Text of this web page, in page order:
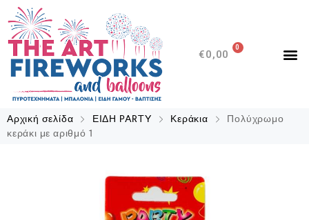
€0,00
0
Αρχική σελίδα ΕΙΔΗ PARTY Κεράκια
Πολύχρωμο
κεράκι με αριθμό 1